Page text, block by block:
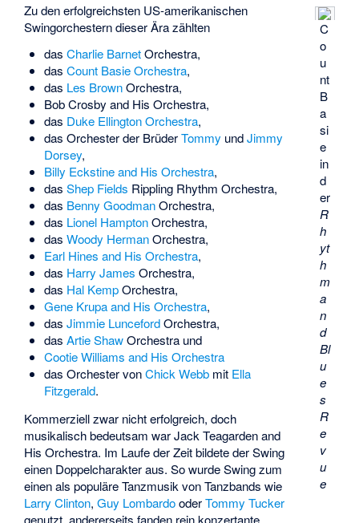
C
o
u
nt
B
a
si
e
in
d
er
R
h
yt
h
m
a
n
d
Bl
u
e
s
R
e
v
u
e
Zu den erfolgreichsten US-amerikanischen
Swingorchestern dieser Ära zählten
das Charlie BarnetOrchestra,
das Count Basie Orchestra,
das Les BrownOrchestra,
Bob Crosby and His Orchestra,
das Duke Ellington Orchestra,
das Orchester der BrüderTommy undJimmy
Dorsey,
Billy Eckstine and His Orchestra,
das Shep Fields Rippling Rhythm Orchestra,
das Benny GoodmanOrchestra,
das Lionel HamptonOrchestra,
das Woody HermanOrchestra,
Earl Hines and His Orchestra,
das Harry James Orchestra,
das Hal KempOrchestra,
Gene Krupa and His Orchestra,
das Jimmie LuncefordOrchestra,
das Artie ShawOrchestra und
Cootie Williams and His Orchestra
das Orchester vonChick Webbmit Ella
Fitzgerald.
Kommerziell zwar nicht erfolgreich, doch
musikalisch bedeutsam warJack Teagarden and
His Orchestra. Im Laufe der Zeit bildete der Swing
einen Doppelcharakter aus. So wurde Swing zum
einen als populäre Tanzmusik von Tanzbands wie
Larry Clinton,Guy LombardooderTommy Tucker
genutzt, andererseits fanden rein konzertante